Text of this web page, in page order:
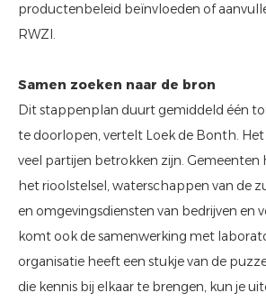
productenbeleid beïnvloeden of
RWZI.
Samen zoeken naar de bron
Dit stappenplan duurt gemiddeld één
te doorlopen, vertelt Loek de Bonth.
veel partijen betrokken zijn. Gemeenten
het rioolstelsel, waterschappen van de
en omgevingsdiensten van bedrijven en
komt ook de samenwerking met
organisatie heeft een stukje van de
die kennis bij elkaar te brengen, kun je